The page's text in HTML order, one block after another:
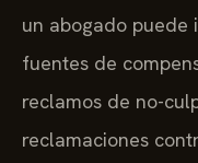
un abogado puede
fuentes de
reclamos de no-
reclamaciones